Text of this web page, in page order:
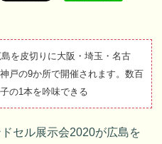
を皮切りに大阪・埼玉・名古
戸の9か所で開催されます。数百
の1本を吟味できる
セル展示会2020が広島を